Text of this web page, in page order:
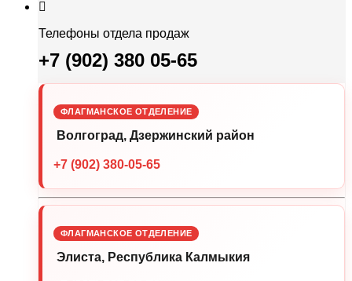
Телефоны отдела продаж
+7 (902) 380 05-65
ФЛАГМАНСКОЕ ОТДЕЛЕНИЕ
Волгоград, Дзержинский район
+7 (902) 380-05-65
ФЛАГМАНСКОЕ ОТДЕЛЕНИЕ
Элиста, Республика Калмыкия